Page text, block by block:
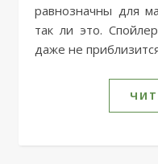
равнозначны для
так ли это.
даже не